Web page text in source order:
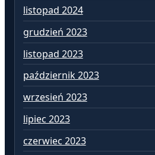
listopad 2024
grudzień 2023
listopad 2023
październik 2023
wrzesień 2023
lipiec 2023
czerwiec 2023